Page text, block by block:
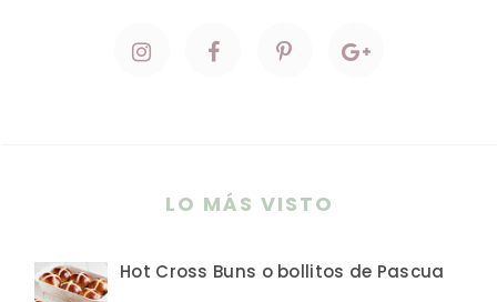
LO MÁS VISTO
Hot Cross Buns o bollitos de Pascua